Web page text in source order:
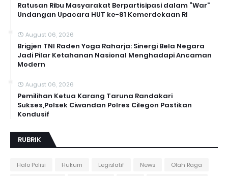
Ratusan Ribu Masyarakat Berpartisipasi dalam “War”
Undangan Upacara HUT ke-81 Kemerdekaan RI
August 06, 2026
Brigjen TNI Raden Yoga Raharja: Sinergi Bela Negara
Jadi Pilar Ketahanan Nasional Menghadapi Ancaman
Modern
August 06, 2026
Pemilihan Ketua Karang Taruna Randakari
Sukses,Polsek Ciwandan Polres Cilegon Pastikan
Kondusif
RUBRIK
Halo Polisi Hukum Legislatif News
Olah Raga